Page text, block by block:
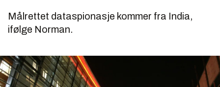
Målrettet dataspionasje kommer fra India,
ifølge Norman.